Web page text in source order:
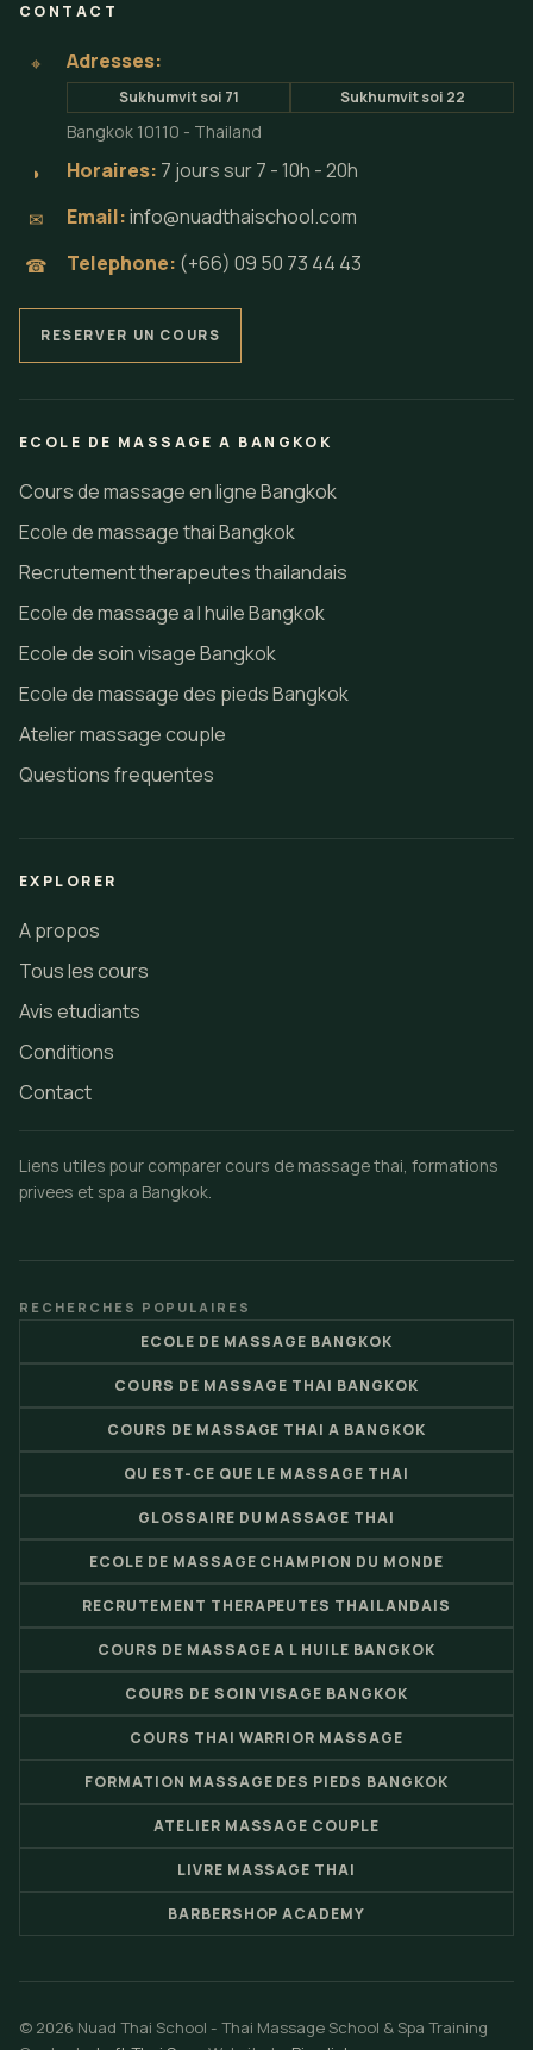
CONTACT
⌖ Adresses:
Sukhumvit soi 71 Sukhumvit soi 22
Bangkok 10110 - Thailand
◗ Horaires: 7 jours sur 7 - 10h - 20h
✉ Email:info@nuadthaischool.com
☎ Telephone: (+66) 09 50 73 44 43
RESERVER UN COURS
ECOLE DE MASSAGE A BANGKOK
Cours de massage en ligne Bangkok
Ecole de massage thai Bangkok
Recrutement therapeutes thailandais
Ecole de massage a l huile Bangkok
Ecole de soin visage Bangkok
Ecole de massage des pieds Bangkok
Atelier massage couple
Questions frequentes
EXPLORER
A propos
Tous les cours
Avis etudiants
Conditions
Contact
Liens utiles pour comparer cours de massage thai, formations
privees et spa a Bangkok.
RECHERCHES POPULAIRES
ECOLE DE MASSAGE BANGKOK
COURS DE MASSAGE THAI BANGKOK
COURS DE MASSAGE THAI A BANGKOK
QU EST-CE QUE LE MASSAGE THAI
GLOSSAIRE DU MASSAGE THAI
ECOLE DE MASSAGE CHAMPION DU MONDE
RECRUTEMENT THERAPEUTES THAILANDAIS
COURS DE MASSAGE A L HUILE BANGKOK
COURS DE SOIN VISAGE BANGKOK
COURS THAI WARRIOR MASSAGE
FORMATION MASSAGE DES PIEDS BANGKOK
ATELIER MASSAGE COUPLE
LIVRE MASSAGE THAI
BARBERSHOP ACADEMY
© 2026 Nuad Thai School - Thai Massage School & Spa Training